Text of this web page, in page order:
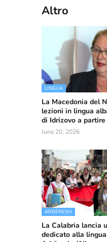
Altro
LINGUA
La Macedonia del
lezioni in lingua
di Idrizovo a
June 20, 2026
ARBËRESH
La Calabria lancia
dedicato alla